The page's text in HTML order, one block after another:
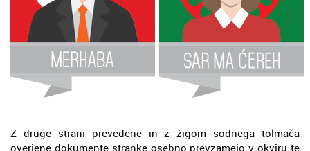
Z druge strani prevedene in z žigom sodnega tolmača
overjene dokumente stranke osebno prevzamejo v okviru te